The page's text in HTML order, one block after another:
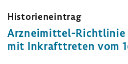
Histo­ri­en­ein­trag
Arzneimittel-​Richtlinie
mit Inkraft­treten vom